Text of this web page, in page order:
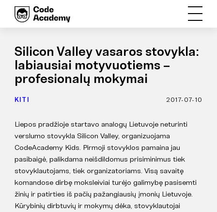
Silicon Valley vasaros stovykla:
labiausiai motyvuotiems –
profesionalų mokymai
KITI 2017-07-10
Liepos pradžioje startavo analogų Lietuvoje neturinti
verslumo stovykla Silicon Valley, organizuojama
CodeAcademy Kids. Pirmoji stovyklos pamaina jau
pasibaigė, palikdama neišdildomus prisiminimus tiek
stovyklautojams, tiek organizatoriams. Visą savaitę
komandose dirbę moksleiviai turėjo galimybę pasisemti
žinių ir patirties iš pačių pažangiausių įmonių Lietuvoje.
Kūrybinių dirbtuvių ir mokymų dėka, stovyklautojai